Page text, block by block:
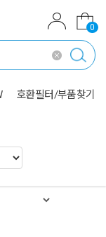
0
호환필터/부품찾기